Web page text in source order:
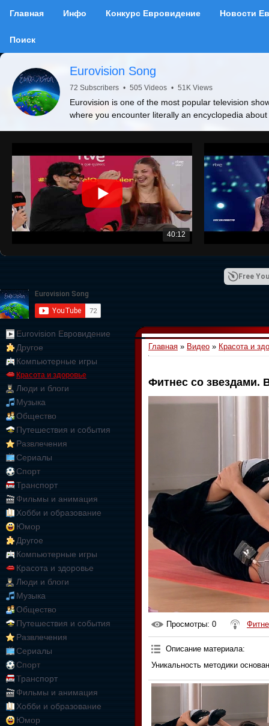
Главная Инфо Конкурс Евровидение Новости
Поиск
Eurovision Song
72 Subscribers • 505 Videos • 51K Views
Eurovision is one of the most popular television
where you encounter literally an encyclopedia
40:12
Free
Eurovision Евровидение
Другое
Компьютерные игры
Красота и здоровье
Люди и блоги
Музыка
Общество
Путешествия и события
Развлечения
Сериалы
Спорт
Транспорт
Фильмы и анимация
Хобби и образование
Юмор
Другое
Компьютерные игры
Красота и здоровье
Люди и блоги
Музыка
Общество
Путешествия и события
Развлечения
Сериалы
Спорт
Транспорт
Фильмы и анимация
Хобби и образование
Юмор
Главная » Видео » Красота и
Фитнес со звездами.
Просмотры: 0
Описание материала:
Уникальность методики